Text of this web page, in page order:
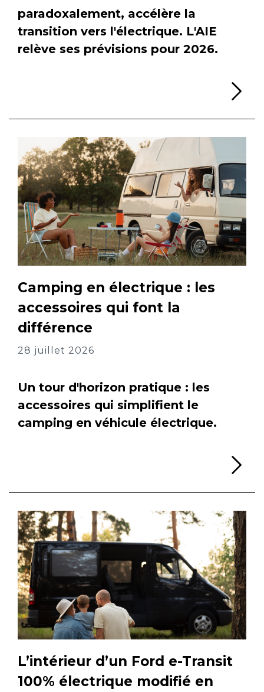
paradoxalement, accélère la
transition vers l'électrique. L'AIE
relève ses prévisions pour 2026.
Camping en électrique : les
accessoires qui font la
différence
28 juillet 2026
Un tour d'horizon pratique : les
accessoires qui simplifient le
camping en véhicule électrique.
L’intérieur d’un Ford e-Transit
100% électrique modifié en